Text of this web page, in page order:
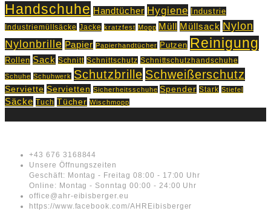
Handschuhe Handtücher Hygiene Industrie
Industriemüllsäcke Jacke kratzfest Mopp Müll Müllsack Nylon
Nylonbrille Papier Papierhandtücher Putzen Reinigung
Rollen Sack Schnitt Schnittschutz Schnittschutzhandschuhe
Schuhe Schuhwerk Schutzbrille Schweißerschutz
Serviette Servietten Sicherheitsschuhe Spender Stark Stiefel
Säcke Tuch Tücher Wischmopp
+43 676 3168844
Unsere Öffnungszeiten
Geschäft: Montag - Freitag 08:00 - 17:00 Uhr
Online: Montag - Sonntag 00:00 - 24:00 Uhr
office@ahr-eibisberger.eu
https://www.facebook.com/AHREibisberger